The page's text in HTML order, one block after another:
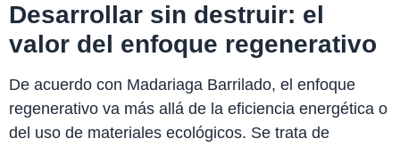
Desarrollar sin destruir: el
valor del enfoque regenerativo
De acuerdo con Madariaga Barrilado, el enfoque
regenerativo va más allá de la eficiencia energética o
del uso de materiales ecológicos. Se trata de